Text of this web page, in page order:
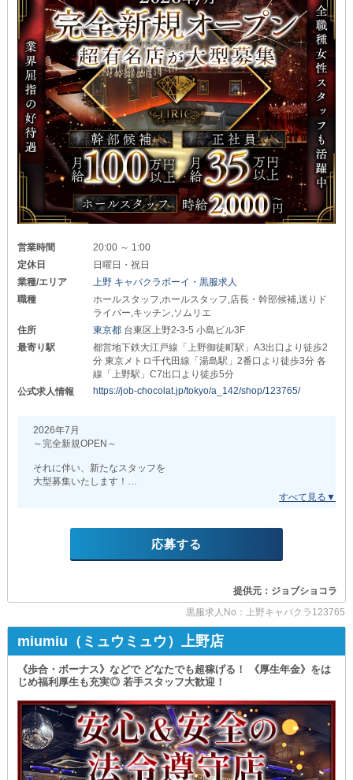
高円寺の黒服求人・ボーイ求人 吉祥寺の黒服求人・ボーイ求人
練馬の黒服求人・ボーイ求人 赤羽の黒服求人・ボーイ求人
板橋の黒服求人・ボーイ求人 自由が丘の黒服求人・ボーイ求人
中目黒の黒服求人・ボーイ求人 目黒の黒服求人・ボーイ求人
下北沢の黒服求人・ボーイ求人 立川の黒服求人・ボーイ求人
八王子の黒服求人・ボーイ求人 調布の黒服求人・ボーイ求人
府中の黒服求人・ボーイ求人 町田の黒服求人・ボーイ求人
経堂の黒服求人・ボーイ求人 明大前の黒服求人・ボーイ求人
竹ノ塚の黒服求人・ボーイ求人
西葛西の黒服求人・ボーイ求人 綾瀬の黒服求人・ボーイ求人
大森の黒服求人・ボーイ求人 神楽坂の黒服求人・ボーイ求人
営業時間
20:00 ～ 1:00
定休日
日曜日・祝日
業種/エリア
上野 キャバクラボーイ・黒服求人
職種
ホールスタッフ,ホールスタッフ,店長・幹部候補,送りド
ライバー,キッチン,ソムリエ
住所
東京都 台東区上野2-3-5 小島ビル3F
最寄り駅
都営地下鉄大江戸線「上野御徒町駅」A3出口より徒歩2
分 東京メトロ千代田線「湯島駅」2番口より徒歩3分 各
線「上野駅」C7出口より徒歩5分
公式求人情報
https://job-chocolat.jp/tokyo/a_142/shop/123765/
2026年7月
～完全新規OPEN～
それに伴い、新たなスタッフを
大型募集いたします！
超有名な高級店。
インフルエンサーや有名キャストも
普段の生活ではなかなか出会えない
視野が広がること間違いありません！
経歴・性別・年齢は不問。
魅力的な環境に身を置き
ともに働く仲間として
切磋琢磨を重ねませんか？
応募する
提供元：ジョブショコラ
黒服求人No：上野キャバクラ123765
miumiu（ミュウミュウ）上野店
《歩合・ボーナス》などで どなたでも超稼げる！ 《厚生年金》をは
じめ福利厚生も充実◎ 若手スタッフ大歓迎！